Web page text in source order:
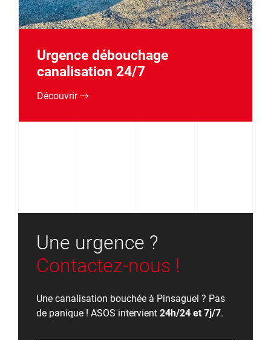
Urgence débouchage
canalisation 24/7
Découvrir
Une urgence ?
Contactez-nous !
Une canalisation bouchée à Pinsaguel ? Pas
de panique ! ASOS intervient 24h/24 et 7j/7.